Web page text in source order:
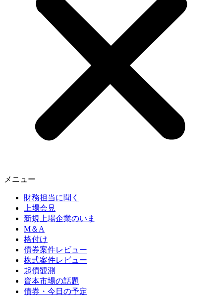
メニュー
財務担当に聞く
上場会見
新規上場企業のいま
M＆A
格付け
債券案件レビュー
株式案件レビュー
起債観測
資本市場の話題
債券・今日の予定